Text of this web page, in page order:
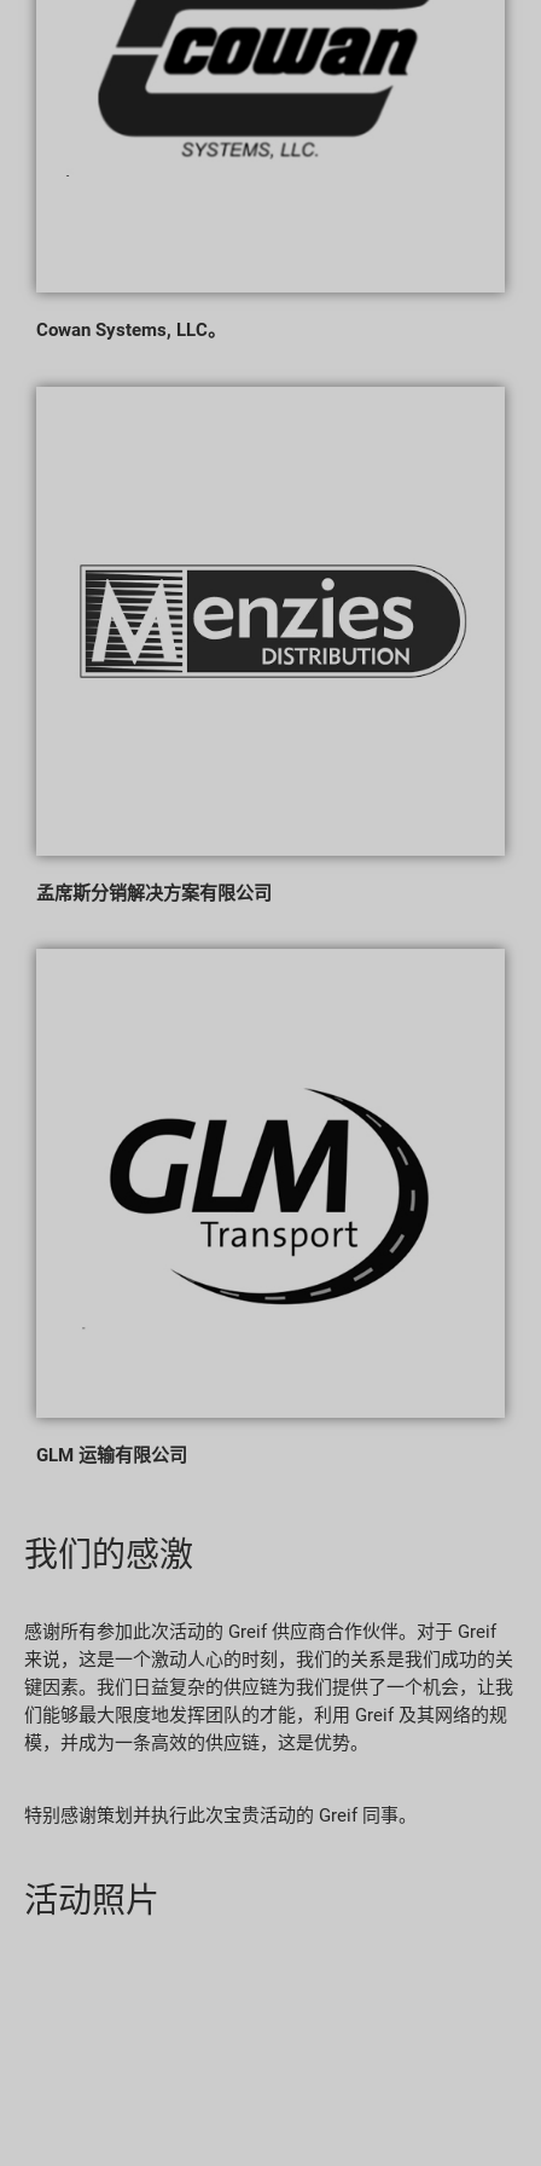
Cowan Systems, LLC。
孟席斯分销解决方案有限公司
GLM 运输有限公司
我们的感激
感谢所有参加此次活动的 Greif 供应商合作伙伴。对于 Greif
来说，这是一个激动人心的时刻，我们的关系是我们成功的关
键因素。我们日益复杂的供应链为我们提供了一个机会，让我
们能够最大限度地发挥团队的才能，利用 Greif 及其网络的规
模，并成为一条高效的供应链，这是优势。
特别感谢策划并执行此次宝贵活动的 Greif 同事。
活动照片